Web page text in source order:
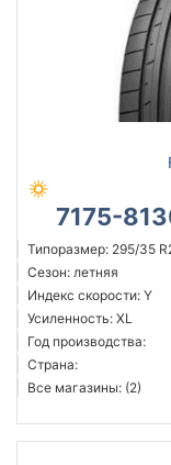
7175-
Типоразмер: 295/35
Сезон: летняя
Индекс скорости: Y
Усиленность: XL
Год производства:
Страна:
Все магазины: (2)